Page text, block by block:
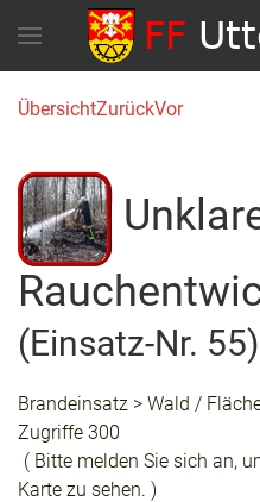
ÜbersichtZurückVor
(Einsatz-Nr. 55)
Brandeinsatz > Wald /
Zugriffe 300
( Bitte melden Sie sich an,
Karte zu sehen. )